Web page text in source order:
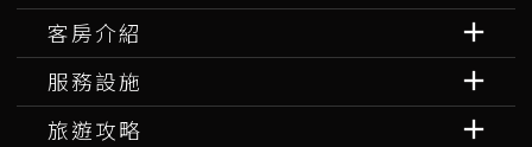
客房介紹
服務設施
旅遊攻略